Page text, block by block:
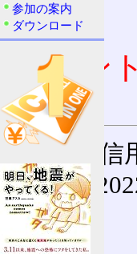
コメン
通
(27-May-
参加の案内
ダウンロード